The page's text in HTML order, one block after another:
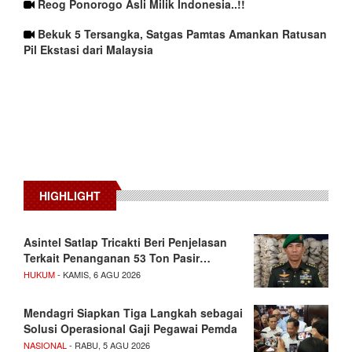
Reog Ponorogo Asli Milik Indonesia..!!
Bekuk 5 Tersangka, Satgas Pamtas Amankan Ratusan
Pil Ekstasi dari Malaysia
HIGHLIGHT
Asintel Satlap Tricakti Beri Penjelasan
Terkait Penanganan 53 Ton Pasir…
HUKUM- KAMIS, 6 AGU 2026
Mendagri Siapkan Tiga Langkah sebagai
Solusi Operasional Gaji Pegawai Pemda
NASIONAL - RABU, 5 AGU 2026